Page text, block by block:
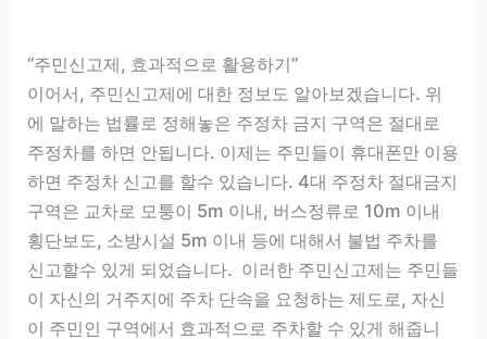
“주민신고제, 효과적으로 활용하기”
이어서, 주민신고제에 대한 정보도 알아보겠습니다. 위
에 말하는 법률로 정해놓은 주정차 금지 구역은 절대로
주정차를 하면 안됩니다. 이제는 주민들이 휴대폰만 이용
하면 주정차 신고를 할수 있습니다. 4대 주정차 절대금지
구역은 교차로 모퉁이 5m 이내, 버스정류로 10m 이내
횡단보도, 소방시설 5m 이내 등에 대해서 불법 주차를
신고할수 있게 되었습니다. 이러한 주민신고제는 주민들
이 자신의 거주지에 주차 단속을 요청하는 제도로, 자신
이 주민인 구역에서 효과적으로 주차할 수 있게 해줍니